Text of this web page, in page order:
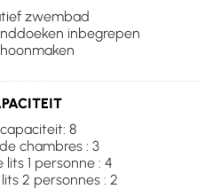
zwembad
inbegrepen
8
chambres : 3
lits 1 personne : 4
2 personnes : 2